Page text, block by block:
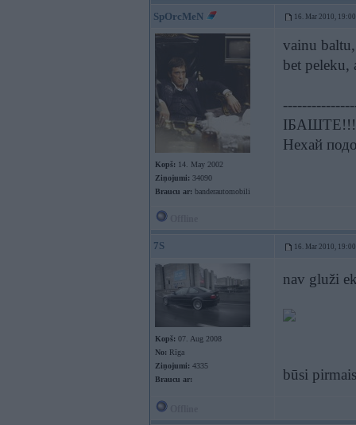
SpOrcMeN 16. Mar 2010, 19:00
Kopš: 14. May 2002
Ziņojumi: 34090
Braucu ar: banderautomobili
vainu
bet peleku,
Нехай
7S 16. Mar 2010, 19:00
Kopš: 07. Aug 2008
No: Rīga
Ziņojumi: 4335
Braucu ar:
nav gluži
būsi